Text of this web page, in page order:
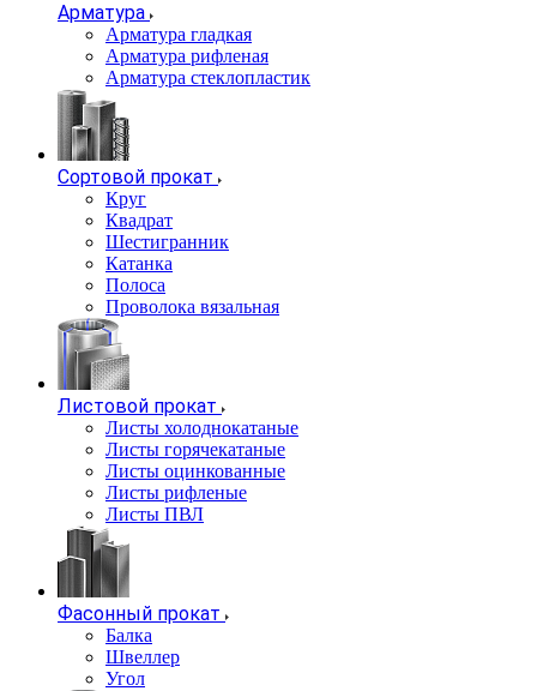
Арматура
Арматура гладкая
Арматура рифленая
Арматура стеклопластик
Сортовой прокат
Круг
Квадрат
Шестигранник
Катанка
Полоса
Проволока вязальная
Листовой прокат
Листы холоднокатаные
Листы горячекатаные
Листы оцинкованные
Листы рифленые
Листы ПВЛ
Фасонный прокат
Балка
Швеллер
Угол